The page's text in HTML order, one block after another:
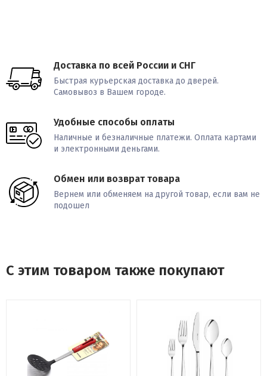
Доставка по всей России и СНГ
Быстрая курьерская доставка до дверей.
Самовывоз в Вашем городе.
Удобные способы оплаты
Наличные и безналичные платежи. Оплата картами
и электронными деньгами.
Обмен или возврат товара
Вернем или обменяем на другой товар, если вам не
подошел
С этим товаром также покупают